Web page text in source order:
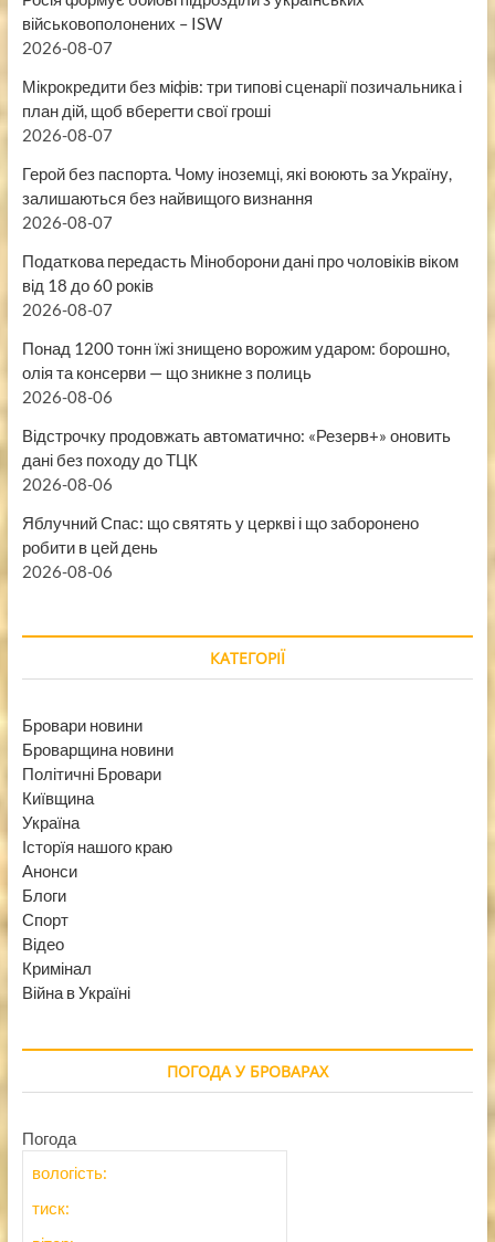
військовополонених – ISW
2026-08-07
Мікрокредити без міфів: три типові сценарії позичальника і
план дій, щоб вберегти свої гроші
2026-08-07
Герой без паспорта. Чому іноземці, які воюють за Україну,
залишаються без найвищого визнання
2026-08-07
Податкова передасть Міноборони дані про чоловіків віком
від 18 до 60 років
2026-08-07
Понад 1200 тонн їжі знищено ворожим ударом: борошно,
олія та консерви — що зникне з полиць
2026-08-06
Відстрочку продовжать автоматично: «Резерв+» оновить
дані без походу до ТЦК
2026-08-06
Яблучний Спас: що святять у церкві і що заборонено
робити в цей день
2026-08-06
КАТЕГОРІЇ
Бровари новини
Броварщина новини
Політичні Бровари
Київщина
Україна
Історїя нашого краю
Анонси
Блоги
Спорт
Відео
Кримінал
Війна в Україні
ПОГОДА У БРОВАРАХ
Погода
вологість:
тиск: